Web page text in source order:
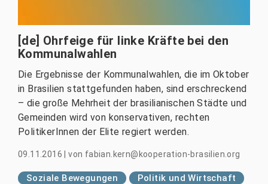
[de] Ohrfeige für linke Kräfte bei den
Kommunalwahlen
Die Ergebnisse der Kommunalwahlen, die im Oktober
in Brasilien stattgefunden haben, sind erschreckend
– die große Mehrheit der brasilianischen Städte und
Gemeinden wird von konservativen, rechten
PolitikerInnen der Elite regiert werden.
09.11.2016 |von fabian.kern@kooperation-brasilien.org
Soziale Bewegungen Politik und Wirtschaft